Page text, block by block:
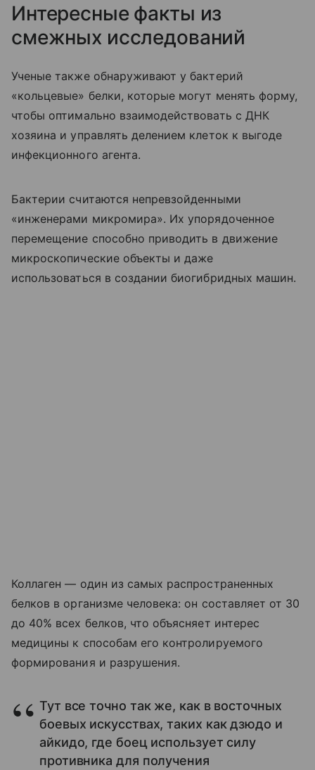
Интересные факты из
смежных исследований
Ученые также обнаруживают у бактерий
«кольцевые» белки, которые могут менять форму,
чтобы оптимально взаимодействовать с ДНК
хозяина и управлять делением клеток к выгоде
инфекционного агента.
Бактерии считаются непревзойденными
«инженерами микромира». Их упорядоченное
перемещение способно приводить в движение
микроскопические объекты и даже
использоваться в создании биогибридных машин.
Коллаген — один из самых распространенных
белков в организме человека: он составляет от 30
до 40% всех белков, что объясняет интерес
медицины к способам его контролируемого
формирования и разрушения.
Тут все точно так же, как в восточных
боевых искусствах, таких как дзюдо и
айкидо, где боец использует силу
противника для получения